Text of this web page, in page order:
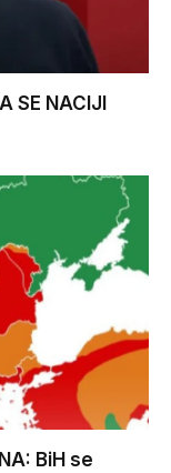
SE NACIJI
BiH se